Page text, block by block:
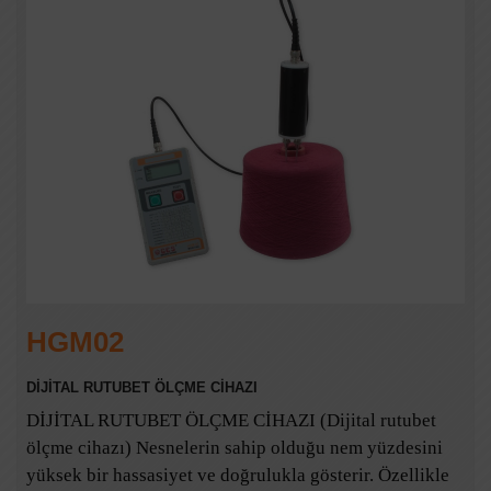
HGM02
DİJİTAL RUTUBET ÖLÇME CİHAZI
DİJİTAL RUTUBET ÖLÇME CİHAZI (Dijital rutubet
ölçme cihazı) Nesnelerin sahip olduğu nem yüzdesini
yüksek bir hassasiyet ve doğrulukla gösterir. Özellikle